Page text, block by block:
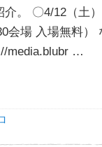
介。 〇4/12（土
会場 入場無料）
media.blubr …